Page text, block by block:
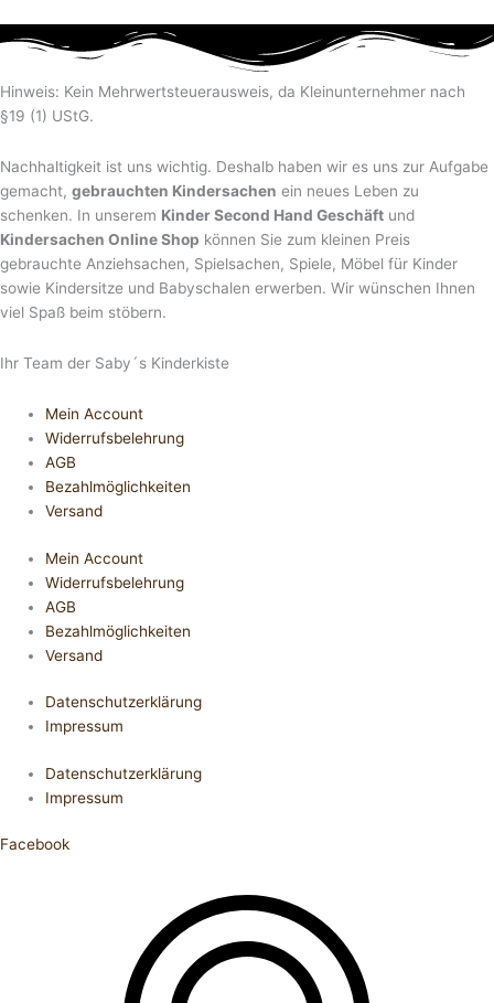
Hinweis: Kein Mehrwertsteuerausweis, da Kleinunternehmer nach
§19 (1) UStG.
Nachhaltigkeit ist uns wichtig. Deshalb haben wir es uns zur Aufgabe
gemacht, gebrauchten Kindersachen ein neues Leben zu
schenken. In unserem Kinder Second Hand Geschäft und
Kindersachen Online Shop können Sie zum kleinen Preis
gebrauchte Anziehsachen, Spiel­sachen, Spiele, Möbel für Kinder
sowie Kindersitze und Babyschalen erwerben. Wir wünschen Ihnen
viel Spaß beim stöbern.
Ihr Team der Saby´s Kinderkiste
Mein Account
Widerrufsbelehrung
AGB
Bezahlmöglichkeiten
Versand
Mein Account
Widerrufsbelehrung
AGB
Bezahlmöglichkeiten
Versand
Datenschutzerklärung
Impressum
Datenschutzerklärung
Impressum
Facebook